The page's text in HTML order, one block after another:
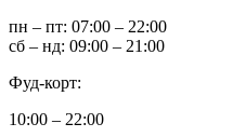
пн – пт: 07:00 – 22:00
сб – нд: 09:00 – 21:00
Фуд-корт:
10:00 – 22:00